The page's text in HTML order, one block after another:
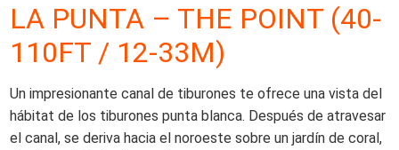
LA PUNTA – THE POINT (40-
110FT / 12-33M)
Un impresionante canal de tiburones te ofrece una vista del
hábitat de los tiburones punta blanca. Después de atravesar
el canal, se deriva hacia el noroeste sobre un jardín de coral,